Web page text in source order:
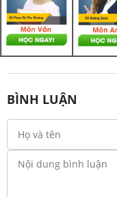
BÌNH LUẬN